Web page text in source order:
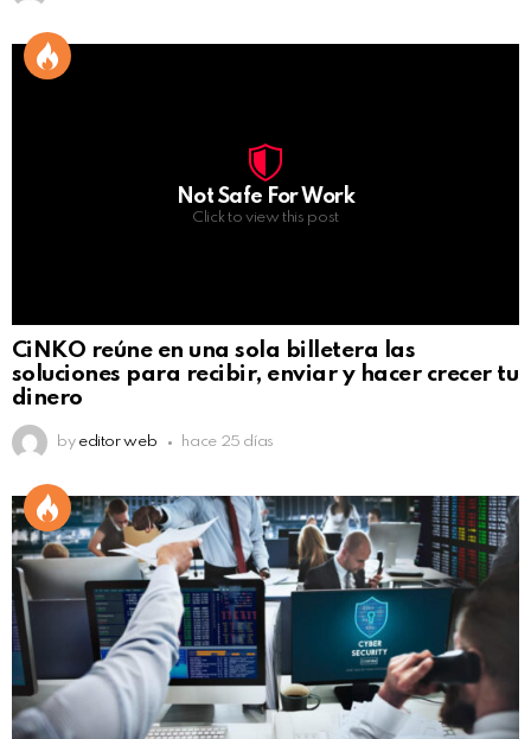
Not Safe For Work
Click to view this post
CiNKO reúne en una sola billetera las
soluciones para recibir, enviar y hacer crecer tu
dinero
by editor web hace 25 días